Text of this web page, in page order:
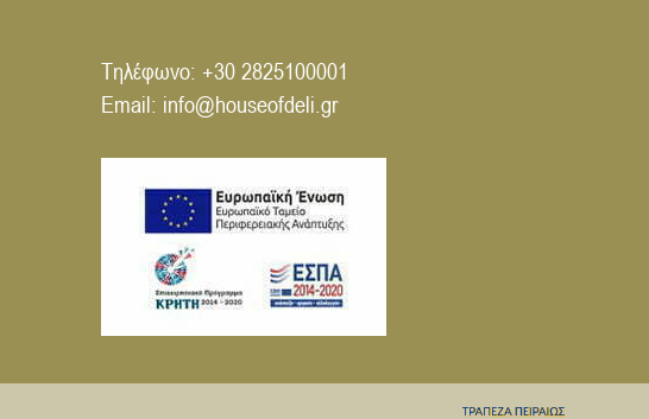
Τηλέφωνο: +30 2825100001
Email: info@houseofdeli.gr